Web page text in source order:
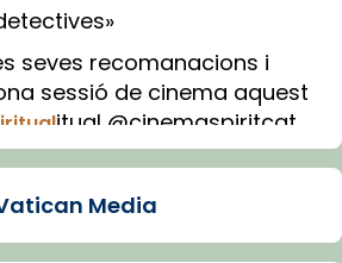
seves recomanacions i
sessió de cinema aquest
itual @cinemaspiritcat
amb IA (OpenAI)
Media